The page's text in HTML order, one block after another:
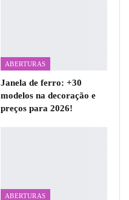
ABERTURAS
Janela de ferro: +30
modelos na decoração e
preços para 2026!
ABERTURAS